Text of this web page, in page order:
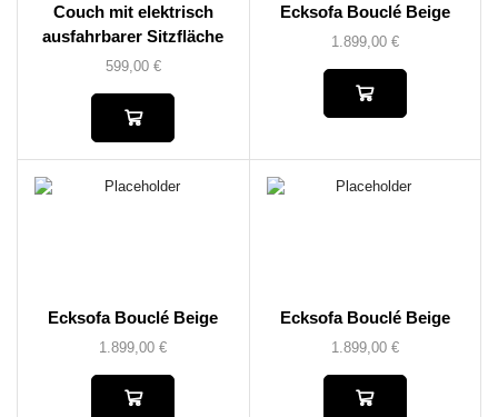
Couch mit elektrisch
ausfahrbarer Sitzfläche
599,00 €
Ecksofa Bouclé Beige
1.899,00 €
Ecksofa Bouclé Beige
1.899,00€
Ecksofa Bouclé Beige
1.899,00 €